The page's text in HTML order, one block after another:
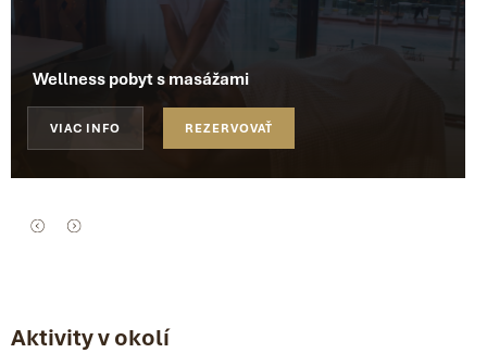
Wellness pobyt s masážami
VIAC INFO REZERVOVAŤ
Aktivity v okolí